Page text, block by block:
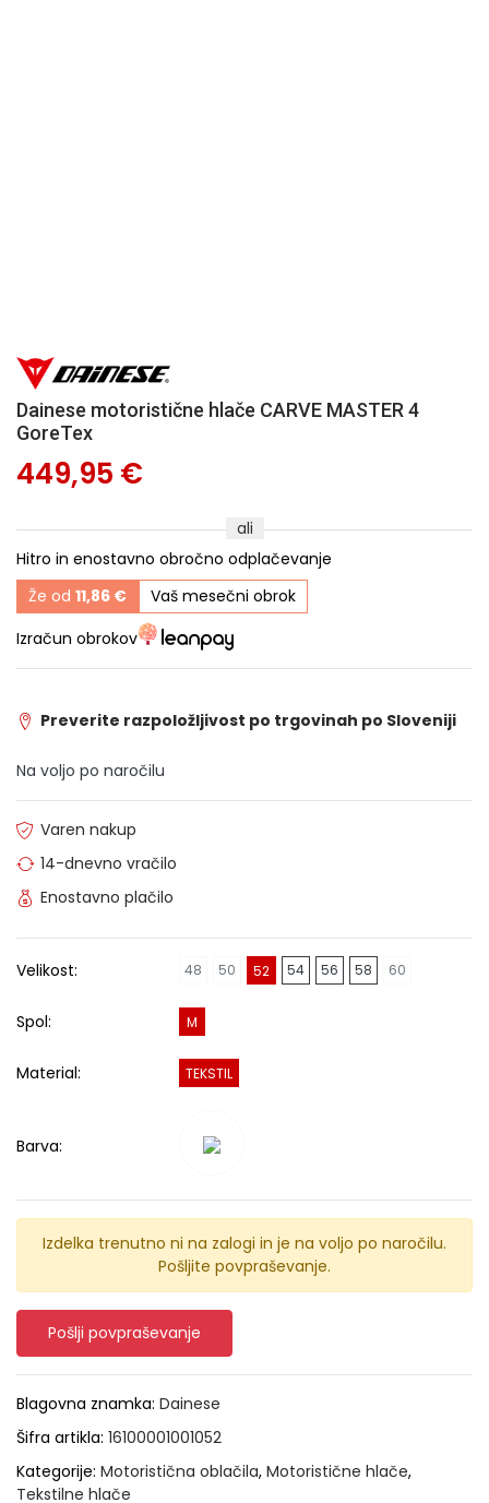
Dainese motoristične hlače CARVE MASTER 4
GoreTex
449,95 €
ali
Hitro in enostavno obročno odplačevanje
Že od 11,86 €
Vaš mesečni obrok
Izračun obrokov
Preverite razpoložljivost po trgovinah po Sloveniji
Na voljo po naročilu
Varen nakup
14-dnevno vračilo
Enostavno plačilo
Velikost: 48 50 52 54 56 58 60
Spol: M
Material: TEKSTIL
Barva:
Izdelka trenutno ni na zalogi in je na voljo po naročilu.
Pošljite povpraševanje.
Pošlji povpraševanje
Blagovna znamka: Dainese
Šifra artikla: 16100001001052
Kategorije: Motoristična oblačila, Motoristične hlače,
Tekstilne hlače